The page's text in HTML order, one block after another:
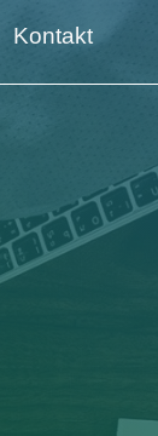
Kontakt